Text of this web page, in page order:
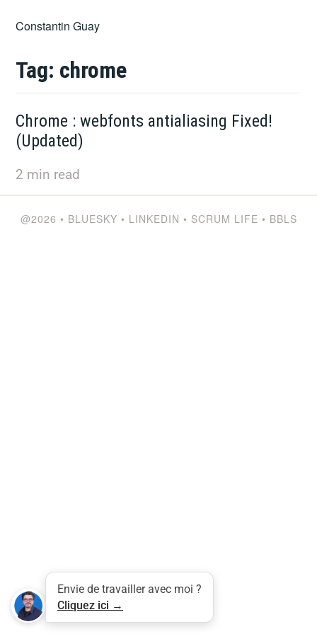
Constantin Guay
Tag: chrome
Chrome : webfonts antialiasing Fixed!
(Updated)
2 min read
@2026 • BLUESKY • LINKEDIN • SCRUM LIFE • BBLS
Envie de travailler avec moi ?
Cliquez ici →